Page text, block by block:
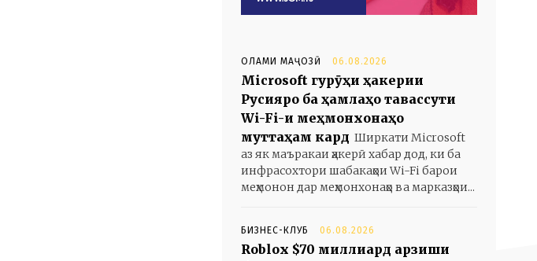
ОЛАМИ МАҶОЗӢ 06.08.2026
Microsoft гурӯҳи ҳакерии
Русияро ба ҳамлаҳо тавассути
Wi-Fi-и меҳмонхонаҳо
муттаҳам кард Ширкати Microsoft
аз як маъракаи ҳакерӣ хабар дод, ки ба
инфрасохтори шабакаҳои Wi-Fi барои
меҳмонон дар меҳмонхонаҳо ва марказҳои...
БИЗНЕС-КЛУБ 06.08.2026
Roblox $70 миллиард арзиши